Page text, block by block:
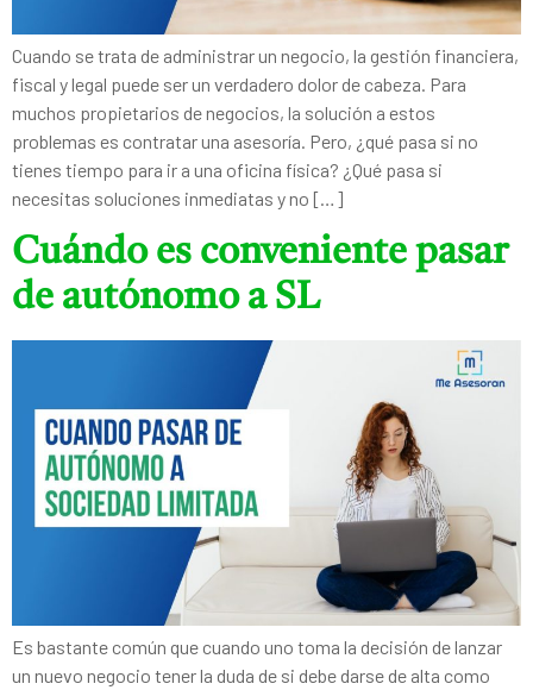
Cuando se trata de administrar un negocio, la gestión financiera,
fiscal y legal puede ser un verdadero dolor de cabeza. Para
muchos propietarios de negocios, la solución a estos
problemas es contratar una asesoría. Pero, ¿qué pasa si no
tienes tiempo para ir a una oficina física? ¿Qué pasa si
necesitas soluciones inmediatas y no […]
Cuándo es conveniente pasar
de autónomo a SL
Es bastante común que cuando uno toma la decisión de lanzar
un nuevo negocio tener la duda de si debe darse de alta como